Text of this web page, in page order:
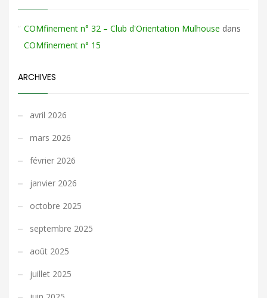
COMfinement n° 32 – Club d'Orientation Mulhouse dans
COMfinement n° 15
ARCHIVES
avril 2026
mars 2026
février 2026
janvier 2026
octobre 2025
septembre 2025
août 2025
juillet 2025